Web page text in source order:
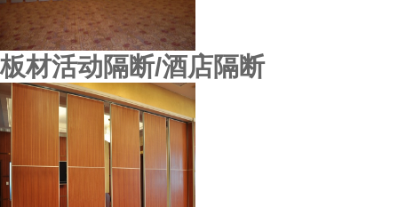
板材活动隔断/酒店隔断